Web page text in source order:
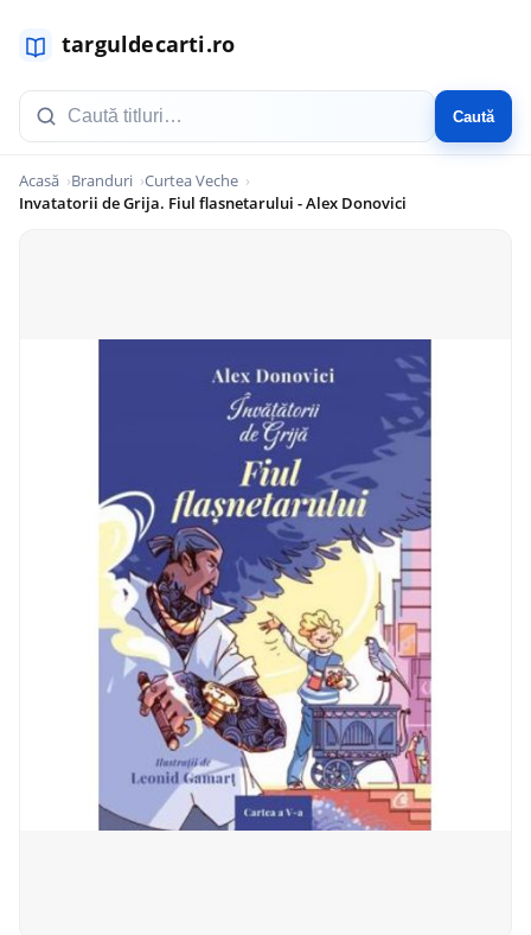
Caută
Acasă Branduri Curtea Veche
Invatatorii de Grija. Fiul flasnetarului - Alex Donovici